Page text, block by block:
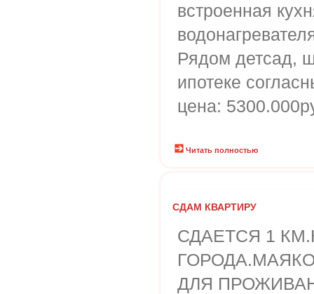
встроенная
Рядом детсад,
ипотеке
цена:
Читать полностью
СДАМ КВАРТИРУ
СДАЕТСЯ 1
ДЛЯ